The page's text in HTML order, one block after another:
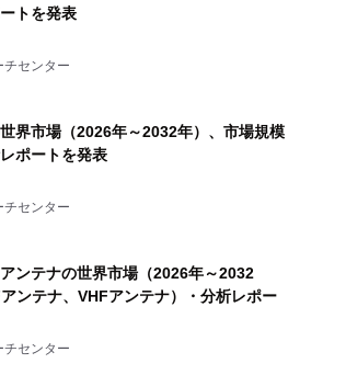
トを発表
チセンター
界市場（2026年～2032年）、市場規模
ポートを発表
チセンター
ンテナの世界市場（2026年～2032
ンテナ、VHFアンテナ）・分析レポー
チセンター